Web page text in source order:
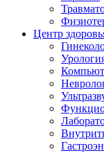
Центр